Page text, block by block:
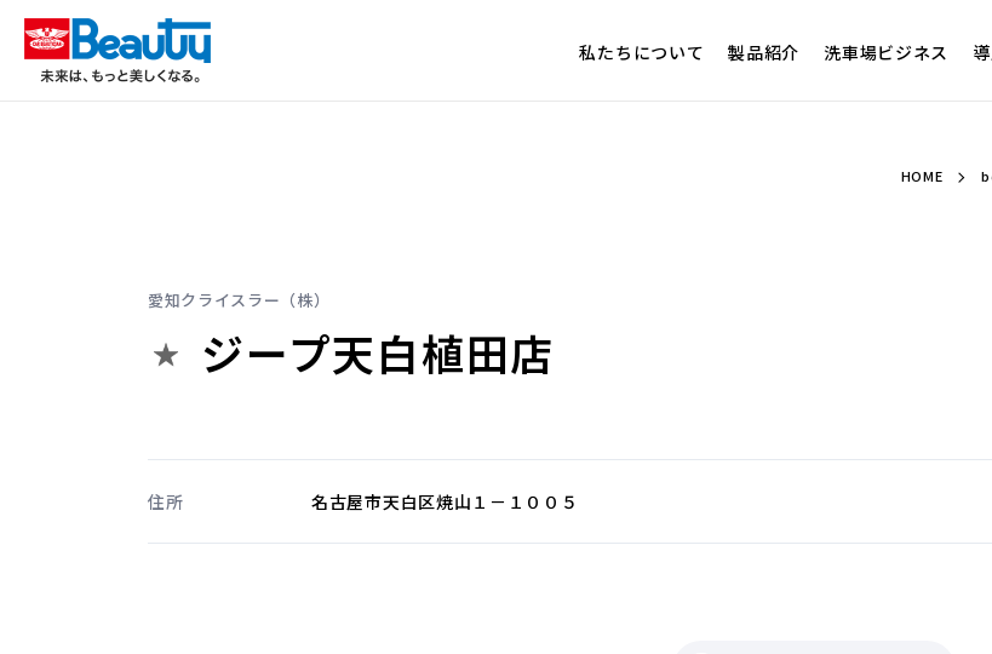
私たちについて 製品紹介 洗車場ビジネス
HOME
愛知クライスラー（株）
ジープ天白植田店
住所 名古屋市天白区焼山１－１００５